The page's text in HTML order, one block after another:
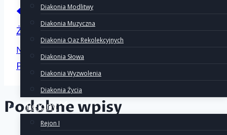
Diakonia Modlitwy
Diakonia Muzyczna
Diakonia Oaz Rekolekcyjnych
Diakonia Słowa
Diakonia Wyzwolenia
Diakonia Życia
Rejony
Rejon I
wpisu
Życzenia świąteczne
Następny
Piosenka roku OŻK 2021/2022
Podobne wpisy